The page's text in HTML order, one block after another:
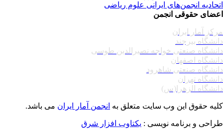
انجمن‌های ایرانی علوم ریاضی
حقوقی انجمن
آمار ایران
بیرجند
صنعتی خواجه نصیرالدین طوسی
اصفهان
صنعتی شاهرود
تهران
الزهرا(س)
حقوق این وب سایت متعلق بهانجمن آمار ایرانمی باشد.
و برنامه نویسی : یکتاوب افزار شرق